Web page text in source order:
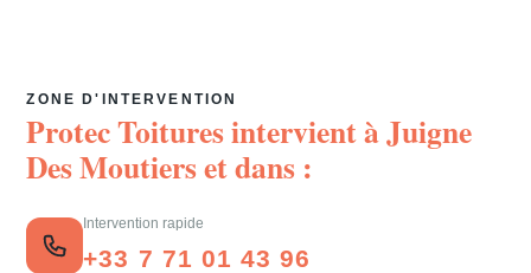
ZONE D'INTERVENTION
Protec Toitures intervient àJuigne
Des Moutierset dans :
Intervention rapide
+33 7 71 01 43 96